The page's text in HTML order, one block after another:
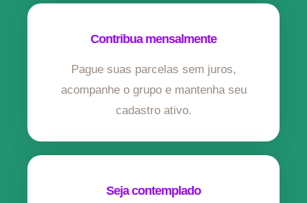
Contribua mensalmente
Pague suas parcelas sem juros,
acompanhe o grupo e mantenha seu
cadastro ativo.
Seja contemplado